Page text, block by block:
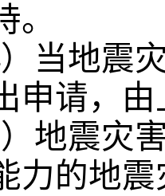
。
）当地震
申请，
）地震灾
力的地